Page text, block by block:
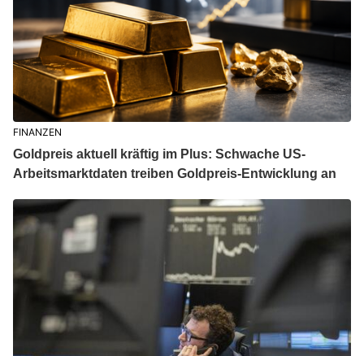
FINANZEN
Goldpreis aktuell kräftig im Plus: Schwache US-
Arbeitsmarktdaten treiben Goldpreis-Entwicklung an